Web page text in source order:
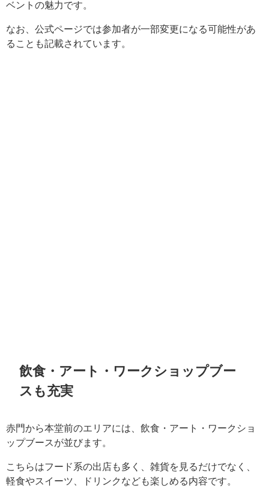
ベントの魅力です。
なお、公式ページでは参加者が一部変更になる可能性があ
ることも記載されています。
飲食・アート・ワークショップブー
スも充実
赤門から本堂前のエリアには、飲食・アート・ワークショ
ップブースが並びます。
こちらはフード系の出店も多く、雑貨を見るだけでなく、
軽食やスイーツ、ドリンクなども楽しめる内容です。